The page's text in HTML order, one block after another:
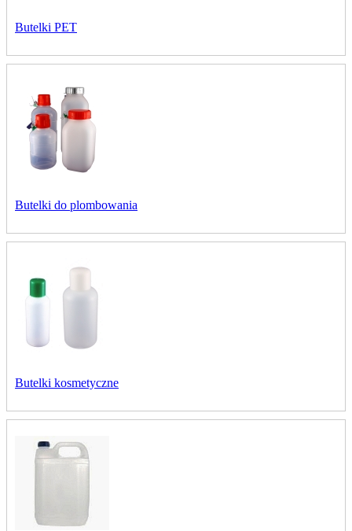
Butelki PET
Butelki do plombowania
Butelki kosmetyczne